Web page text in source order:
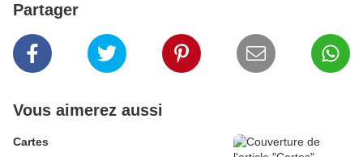
Partager
Vous aimerez aussi
Cartes